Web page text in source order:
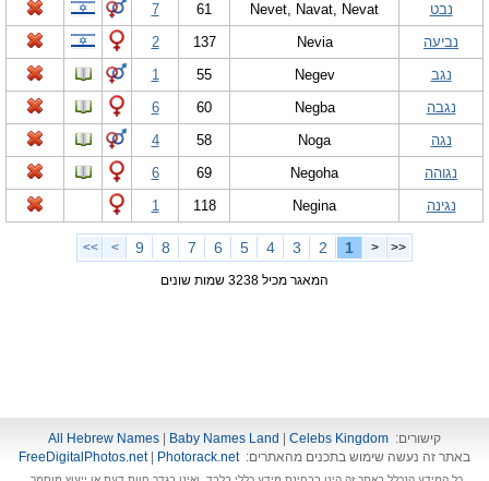
נבט
Nevet, Navat, Nevat
61
7
נביעה
Nevia
137
2
נגב
Negev
55
1
נגבה
Negba
60
6
נגה
Noga
58
4
נגוהה
Negoha
69
6
נגינה
Negina
118
1
<<
<
1
2
3
4
5
6
7
8
9
>
>>
המאגר מכיל 3238 שמות שונים
קישורים: All Hebrew Names Baby Names Land
Celebs Kingdom
באתר זה נעשה שימוש בתכנים מהאתרים:
FreeDigitalPhotos.net| Photorack.net